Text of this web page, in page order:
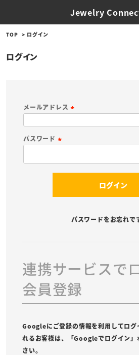
Jewelry
TOP ログイン
ログイン
メールアドレス
須
パスワード
ログイン
パスワードをお忘れで
連携サービスで
会員登録
Googleにご登録の情報を利用してログ
れるお客様は、「Googleでログイン」
さい。